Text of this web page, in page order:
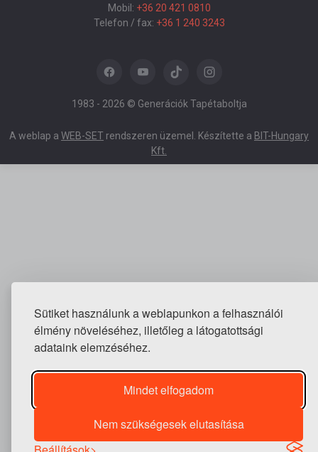
Sütiket használunk a weblapunkon a felhasználói
élmény növeléséhez, illetőleg a látogatottsági
adataink elemzéséhez.
Mindet elfogadom
Nem szükségesek elutasítása
Mobil: +36 20 421 0810
Telefon / fax: +36 1 240 3243
1983 - 2026 © Generációk Tapétaboltja
A weblap a WEB-SET rendszeren üzemel. Készítette a BIT-Hungary
Kft.